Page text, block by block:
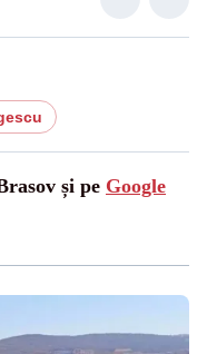
și pe Google